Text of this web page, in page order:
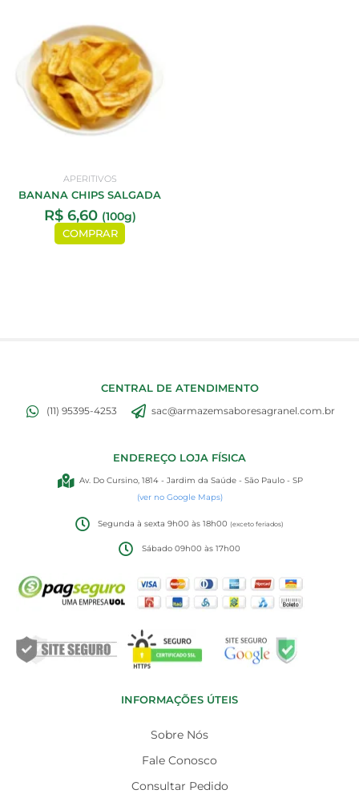
APERITIVOS
BANANA CHIPS SALGADA
R$6,60 (100g)
COMPRAR
CENTRAL DE ATENDIMENTO
(11) 95395-4253 sac@armazemsaboresagranel.com.br
ENDEREÇO LOJA FÍSICA
Av. Do Cursino, 1814 - Jardim da Saúde - São Paulo - SP
(ver no Google Maps)
Segunda à sexta 9h00 às 18h00(exceto feriados)
Sábado 09h00 às 17h00
INFORMAÇÕES ÚTEIS
Sobre Nós
Fale Conosco
Consultar Pedido